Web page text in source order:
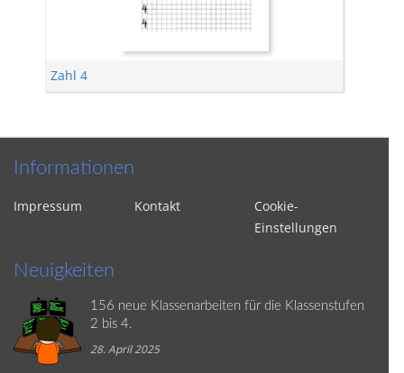
Zahl 4
Informationen
Impressum Kontakt
Cookie-
Einstellungen
Neuigkeiten
156 neue Klassenarbeiten für die Klassenstufen
2 bis 4.
28. April 2025